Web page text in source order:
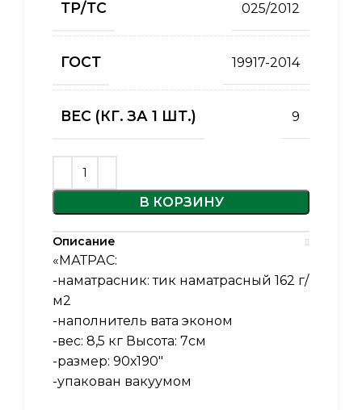
ТР/ТС 025/2012
ГОСТ 19917-2014
ВЕС (КГ. ЗА 1 ШТ.) 9
В КОРЗИНУ
Описание
«МАТРАС:
-наматрасник: тик наматрасный 162 г/
м2
-наполнитель вата эконом
-вес: 8,5 кг Высота: 7см
-размер: 90х190″
-упакован вакуумом